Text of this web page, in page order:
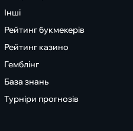
Інші
Рейтинг букмекерів
Рейтинг казино
Гемблінг
База знань
Турніри прогнозів